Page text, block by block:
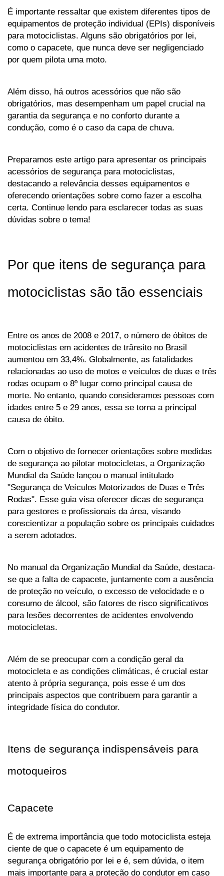
É importante ressaltar que existem diferentes tipos de
equipamentos de proteção individual (EPIs) disponíveis
para motociclistas. Alguns são obrigatórios por lei,
como o capacete, que nunca deve ser negligenciado
por quem pilota uma moto.
Além disso, há outros acessórios que não são
obrigatórios, mas desempenham um papel crucial na
garantia da segurança e no conforto durante a
condução, como é o caso da capa de chuva.
Preparamos este artigo para apresentar os principais
acessórios de segurança para motociclistas,
destacando a relevância desses equipamentos e
oferecendo orientações sobre como fazer a escolha
certa. Continue lendo para esclarecer todas as suas
dúvidas sobre o tema!
Por que itens de segurança para
motociclistas são tão essenciais
Entre os anos de 2008 e 2017, o número de óbitos de
motociclistas em acidentes de trânsito no Brasil
aumentou em 33,4%. Globalmente, as fatalidades
relacionadas ao uso de motos e veículos de duas e três
rodas ocupam o 8º lugar como principal causa de
morte. No entanto, quando consideramos pessoas com
idades entre 5 e 29 anos, essa se torna a principal
causa de óbito.
Com o objetivo de fornecer orientações sobre medidas
de segurança ao pilotar motocicletas, a Organização
Mundial da Saúde lançou o manual intitulado
"Segurança de Veículos Motorizados de Duas e Três
Rodas". Esse guia visa oferecer dicas de segurança
para gestores e profissionais da área, visando
conscientizar a população sobre os principais cuidados
a serem adotados.
No manual da Organização Mundial da Saúde, destaca-
se que a falta de capacete, juntamente com a ausência
de proteção no veículo, o excesso de velocidade e o
consumo de álcool, são fatores de risco significativos
para lesões decorrentes de acidentes envolvendo
motocicletas.
Além de se preocupar com a condição geral da
motocicleta e as condições climáticas, é crucial estar
atento à própria segurança, pois esse é um dos
principais aspectos que contribuem para garantir a
integridade física do condutor.
Itens de segurança indispensáveis para
motoqueiros
Capacete
É de extrema importância que todo motociclista esteja
ciente de que o capacete é um equipamento de
segurança obrigatório por lei e é, sem dúvida, o item
mais importante para a proteção do condutor em caso